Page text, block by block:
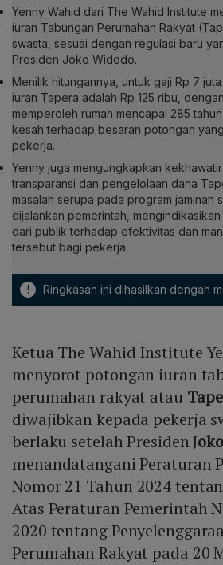
Yenny Wahid dari The Wahid Institute
iuran Tabungan Perumahan Rakyat
swasta, sesuai dengan regulasi baru
Presiden Joko Widodo.
Menilik hitungannya, untuk gaji Rp 7
iuran Tapera adalah Rp 125 ribu,
memperoleh rumah mencapai 285
kesah terhadap besaran potongan
pekerja.
Yenny juga mengungkapkan
transparansi dan pengelolaan dana
masalah serupa pada program jaminan
dijalankan pemerintah,
dari publik terhadap efektivitas dan
tersebut bagi pekerja.
! Ringkasan ini dihasilkan dengan
Ketua The Wahid Institute
menyorot potongan iuran
perumahan rakyat atau
diwajibkan kepada pekerja
berlaku setelah Presiden J
menandatangani Peraturan
Nomor 21 Tahun 2024
Atas Peraturan Pemerintah
2020 tentang
Perumahan Rakyat pada 20